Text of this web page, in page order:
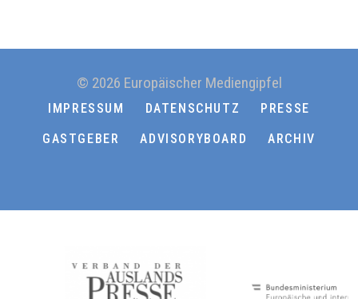
© 2026 Europäischer Mediengipfel
IMPRESSUM DATENSCHUTZ
PRESSE
GASTGEBER
ADVISORYBOARD ARCHIV